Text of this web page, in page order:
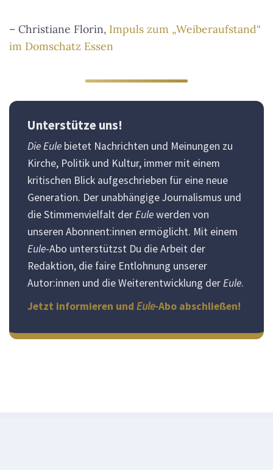
– Christiane Florin, Impuls zum „Weiberaufstand“
im Domschatz Essen
Unterstütze uns!
Die Eule bietet Nachrichten und Meinungen zu
Kirche, Politik und Kultur, immer mit einem
kritischen Blick aufgeschrieben für eine neue
Generation. Der unabhängige Journalismus und
die Stimmenvielfalt derEulewerden von
unseren Abonnent:innen ermöglicht. Mit einem
Eule-Abo unterstützst Du die Arbeit der
Redaktion, die faire Entlohnung unserer
Autor:innen und die Weiterentwicklung derEule.
Jetzt informieren und Eule-Abo abschließen!